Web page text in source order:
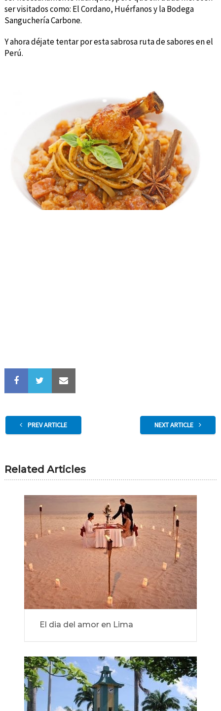
ser visitados como: El Cordano, Huérfanos y la Bodega
Sanguchería Carbone.
Y ahora déjate tentar por esta sabrosa ruta de sabores en el
Perú.
PREV ARTICLE NEXT ARTICLE
Related Articles
El dia del amor en Lima